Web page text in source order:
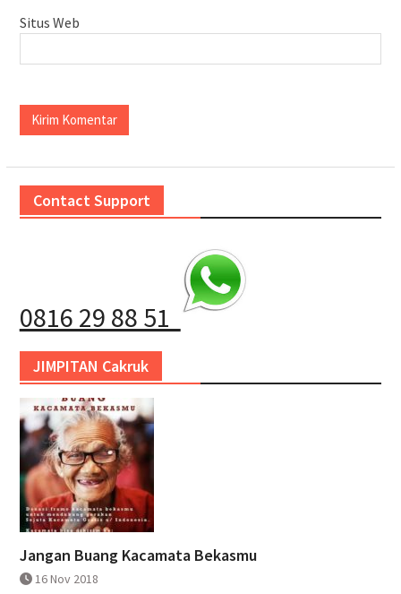
Situs Web
Contact Support
0816 29 88 51
JIMPITAN Cakruk
Jangan Buang Kacamata Bekasmu
16 Nov 2018